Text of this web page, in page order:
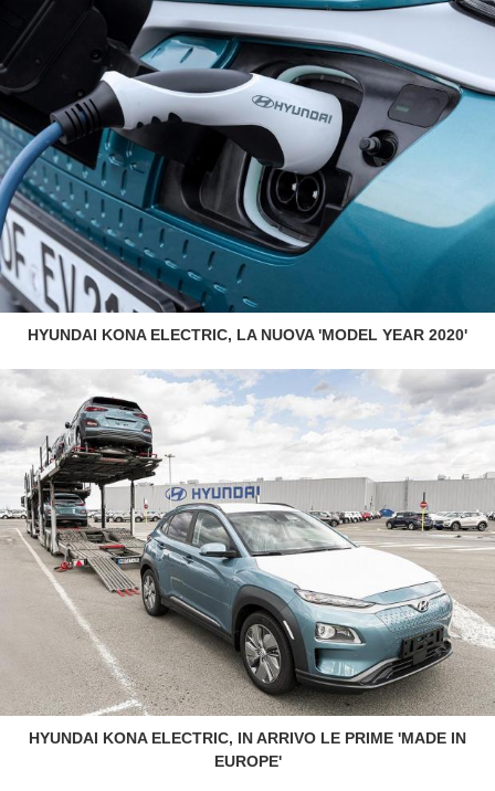
HYUNDAI KONA ELECTRIC, LA NUOVA 'MODEL YEAR 2020'
HYUNDAI KONA ELECTRIC, IN ARRIVO LE PRIME 'MADE IN
EUROPE'